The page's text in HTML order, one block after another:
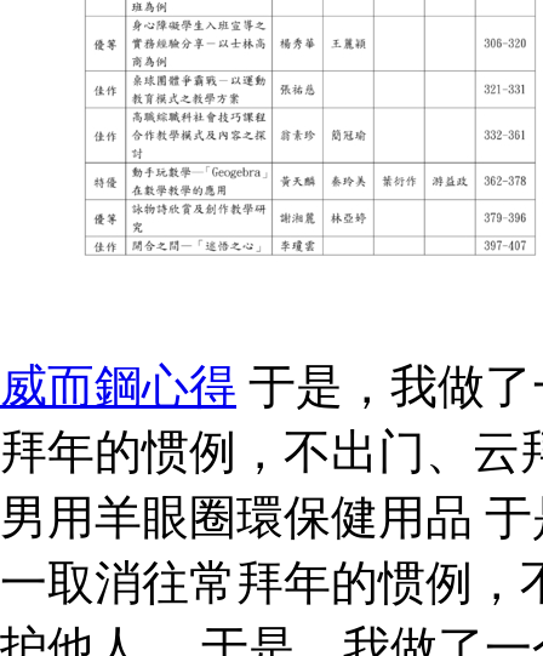
威而鋼心得 于是，我做
拜年的惯例，不出门、
男用羊眼圈環保健用品
一取消往常拜年的惯例，